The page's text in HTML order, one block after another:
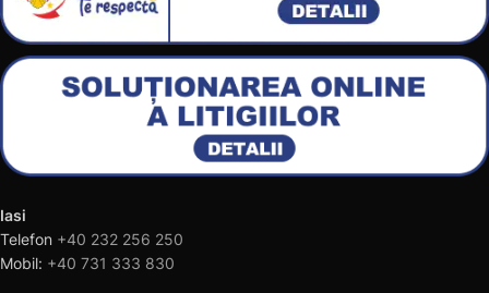
Iasi
Telefon +40 232 256 250
Mobil: +40 731 333 830